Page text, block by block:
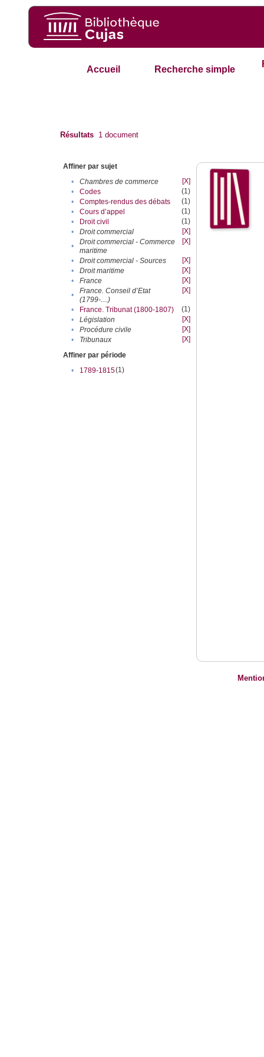
Accueil Recherche simple
Résultats 1 document
Affiner par sujet
•
Chambres de commerce
[X]
•
Codes
(1)
•
Comptes-rendus des débats
(1)
•
Cours d’appel
(1)
•
Droit civil
(1)
•
Droit commercial
[X]
•
Droit commercial - Commerce
maritime
[X]
• Droit commercial - Sources
[X]
•
Droit maritime
[X]
•
France
[X]
•
France. Conseil d’Etat
(1799-....)
[X]
• France. Tribunat (1800-1807)
(1)
•
Législation
[X]
•
Procédure civile
[X]
•
Tribunaux
[X]
Affiner par période
•
1789-1815(1)